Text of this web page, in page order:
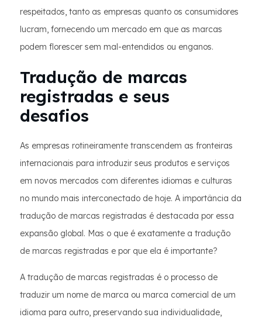
respeitados, tanto as empresas quanto os consumidores
lucram, fornecendo um mercado em que as marcas
podem florescer sem mal-entendidos ou enganos.
Tradução de marcas
registradas e seus
desafios
As empresas rotineiramente transcendem as fronteiras
internacionais para introduzir seus produtos e serviços
em novos mercados com diferentes idiomas e culturas
no mundo mais interconectado de hoje. A importância da
tradução de marcas registradas é destacada por essa
expansão global. Mas o que é exatamente a tradução
de marcas registradas e por que ela é importante?
A tradução de marcas registradas é o processo de
traduzir um nome de marca ou marca comercial de um
idioma para outro, preservando sua individualidade,